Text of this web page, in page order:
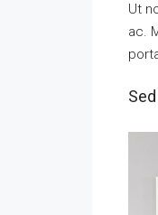
Ut
ac.